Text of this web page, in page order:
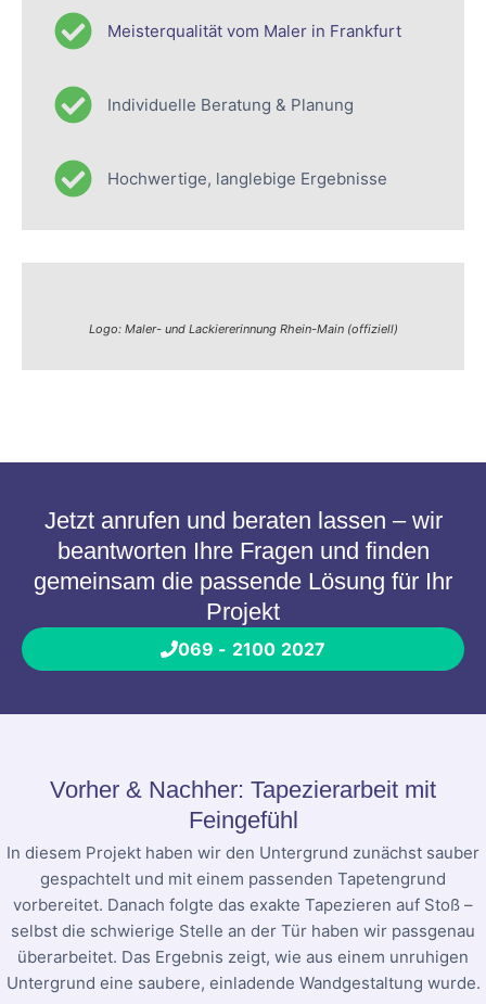
Meisterqualität vom Maler in Frankfurt
Individuelle Beratung & Planung
Hochwertige, langlebige Ergebnisse
Logo: Maler- und Lackiererinnung Rhein-Main (offiziell)
Jetzt anrufen und beraten lassen – wir
beantworten Ihre Fragen und finden
gemeinsam die passende Lösung für Ihr
Projekt
069 - 2100 2027
Vorher & Nachher: Tapezierarbeit mit
Feingefühl
In diesem Projekt haben wir den Untergrund zunächst sauber
gespachtelt und mit einem passenden Tapetengrund
vorbereitet. Danach folgte das exakte Tapezieren auf Stoß –
selbst die schwierige Stelle an der Tür haben wir passgenau
überarbeitet. Das Ergebnis zeigt, wie aus einem unruhigen
Untergrund eine saubere, einladende Wandgestaltung wurde.